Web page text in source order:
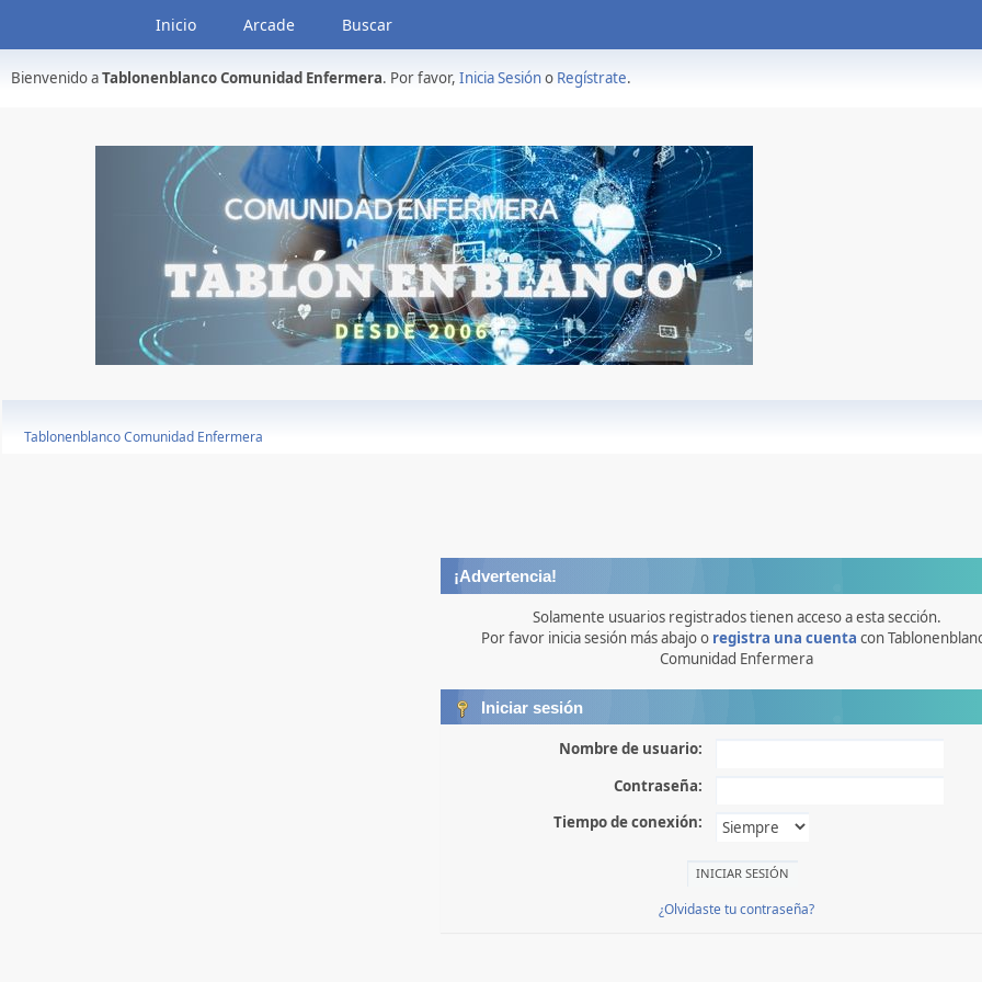
Inicio Arcade Buscar
Bienvenido aTablonenblanco Comunidad Enfermera. Por favor, Inicia Sesióno Regístrate.
Tablonenblanco Comunidad Enfermera
¡Advertencia!
Solamente usuarios registrados tienen acceso a esta sección.
Por favor inicia sesión más abajo o registra una cuenta con
Comunidad Enfermera
Iniciar sesión
Nombre de usuario:
Contraseña:
Tiempo de conexión:
¿Olvidaste tu contraseña?